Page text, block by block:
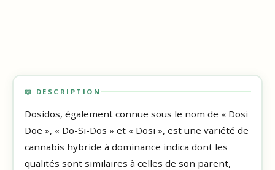
📖 DESCRIPTION
Dosidos, également connue sous le nom de « Dosi
Doe », « Do-Si-Dos » et « Dosi », est une variété de
cannabis hybride à dominance indica dont les
qualités sont similaires à celles de son parent,